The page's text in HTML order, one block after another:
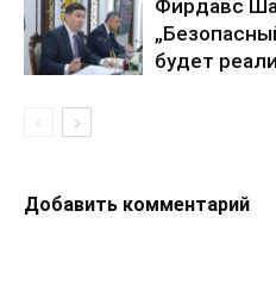
Фирдавс
будет
Добавить комментарий